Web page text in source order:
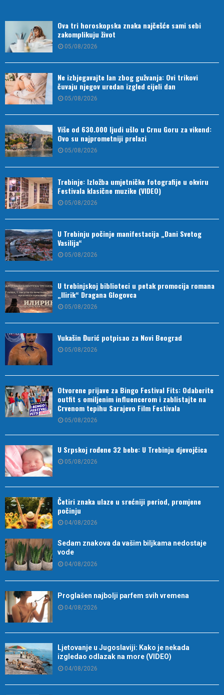
Ova tri horoskopska znaka najčešće sami sebi
zakomplikuju život
05/08/2026
Ne izbjegavajte lan zbog gužvanja: Ovi trikovi
čuvaju njegov uredan izgled cijeli dan
05/08/2026
Više od 630.000 ljudi ušlo u Crnu Goru za vikend:
Ovo su najprometniji prelazi
05/08/2026
Trebinje: Izložba umjetničke fotografije u okviru
Festivala klasične muzike (VIDEO)
05/08/2026
U Trebinju počinje manifestacija „Dani Svetog
Vasilija“
05/08/2026
U trebinjskoj biblioteci u petak promocija romana
„Ilirik“ Dragana Glogovca
05/08/2026
Vukašin Đurić potpisao za Novi Beograd
05/08/2026
Otvorene prijave za Bingo Festival Fits: Odaberite
outfit s omiljenim influencerom i zablistajte na
Crvenom tepihu Sarajevo Film Festivala
05/08/2026
U Srpskoj rođene 32 bebe: U Trebinju djevojčica
05/08/2026
Četiri znaka ulaze u srećniji period, promjene
počinju
04/08/2026
Sedam znakova da vašim biljkama nedostaje
vode
04/08/2026
Proglašen najbolji parfem svih vremena
04/08/2026
Ljetovanje u Jugoslaviji: Kako je nekada
izgledao odlazak na more (VIDEO)
04/08/2026